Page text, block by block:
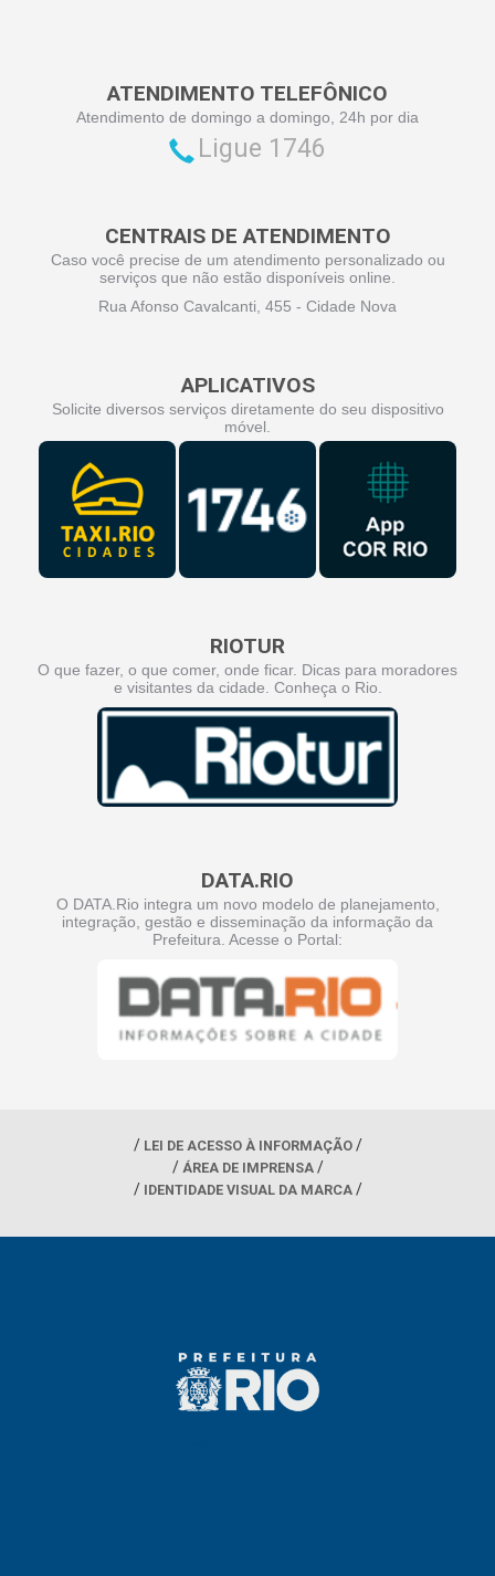
ATENDIMENTO TELEFÔNICO
Atendimento de domingo a domingo, 24h por dia
Ligue 1746
CENTRAIS DE ATENDIMENTO
Caso você precise de um atendimento personalizado ou
serviços que não estão disponíveis online.
Rua Afonso Cavalcanti, 455 - Cidade Nova
APLICATIVOS
Solicite diversos serviços diretamente do seu dispositivo
móvel.
RIOTUR
O que fazer, o que comer, onde ficar. Dicas para moradores
e visitantes da cidade. Conheça o Rio.
DATA.RIO
O DATA.Rio integra um novo modelo de planejamento,
integração, gestão e disseminação da informação da
Prefeitura. Acesse o Portal:
LEI DE ACESSO À INFORMAÇÃO
ÁREA DE IMPRENSA
IDENTIDADE VISUAL DA MARCA